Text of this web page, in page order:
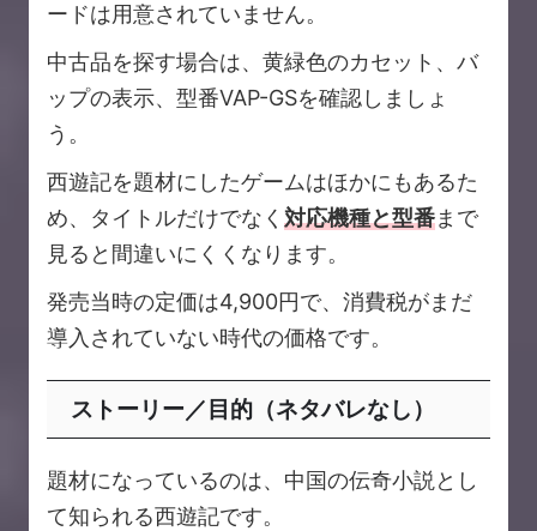
ードは用意されていません。
中古品を探す場合は、黄緑色のカセット、バ
ップの表示、型番VAP-GSを確認しましょ
う。
西遊記を題材にしたゲームはほかにもあるた
め、タイトルだけでなく 対応機種と型番まで
見ると間違いにくくなります。
発売当時の定価は4,900円で、消費税がまだ
導入されていない時代の価格です。
ストーリー／目的（ネタバレなし）
題材になっているのは、中国の伝奇小説とし
て知られる西遊記です。